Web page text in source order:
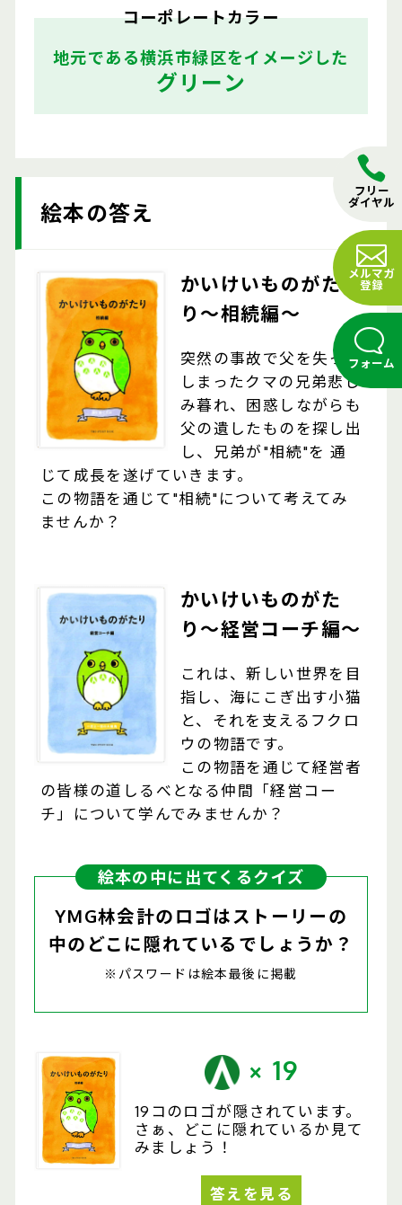
フリー
ダイヤル
メルマガ
登録
フォーム
コーポレートカラー
地元である横浜市緑区をイメージした
グリーン
絵本の答え
かいけいものがた
り〜相続編〜
突然の事故で父を失って
しまったクマの兄弟悲し
み暮れ、困惑しながらも
父の遺したものを探し出
し、兄弟が"相続"を 通
じて成長を遂げていきます。
この物語を通じて"相続"について考えてみ
ませんか？
かいけいものがた
り〜経営コーチ編〜
これは、新しい世界を目
指し、海にこぎ出す小猫
と、それを支えるフクロ
ウの物語です。
この物語を通じて経営者
の皆様の道しるべとなる仲間「経営コー
チ」について学んでみませんか？
絵本の中に出てくるクイズ
YMG林会計のロゴはストーリーの
中のどこに隠れているでしょうか？
※パスワードは絵本最後に掲載
× 19
19コのロゴが隠されています。
さぁ、どこに隠れているか見て
みましょう！
答えを見る